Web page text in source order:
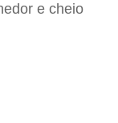
e cheio